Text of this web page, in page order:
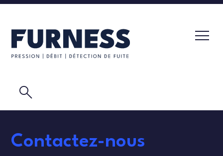
TESTEUR DE FUITE
TRANSMETTEURS DE PRESSION
LABORATOIRE D'ÉTALONNAGE
search
Contactez-nous